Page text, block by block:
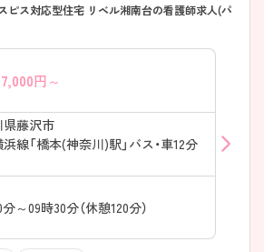
ピス対応型住宅 リベル湘南台の看護師求人(パ
円～
藤沢市
浜線「橋本(神奈川)駅」バス・車12分
～09時30分（休憩120分）